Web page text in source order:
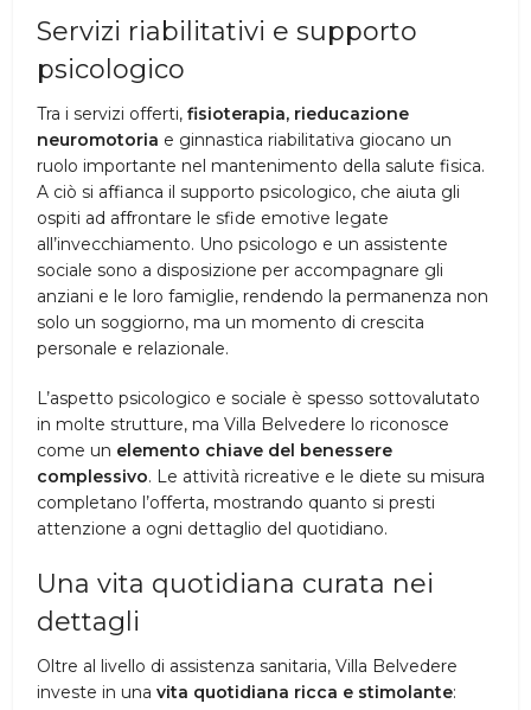
Servizi riabilitativi e supporto
psicologico
Tra i servizi offerti,fisioterapia, rieducazione
neuromotoria e ginnastica riabilitativa giocano un
ruolo importante nel mantenimento della salute fisica.
A ciò si affianca il supporto psicologico, che aiuta gli
ospiti ad affrontare le sfide emotive legate
all’invecchiamento. Uno psicologo e un assistente
sociale sono a disposizione per accompagnare gli
anziani e le loro famiglie, rendendo la permanenza non
solo un soggiorno, ma un momento di crescita
personale e relazionale.
L’aspetto psicologico e sociale è spesso sottovalutato
in molte strutture, ma Villa Belvedere lo riconosce
come un elemento chiave del benessere
complessivo. Le attività ricreative e le diete su misura
completano l’offerta, mostrando quanto si presti
attenzione a ogni dettaglio del quotidiano.
Una vita quotidiana curata nei
dettagli
Oltre al livello di assistenza sanitaria, Villa Belvedere
investe in unavita quotidiana ricca e stimolante: